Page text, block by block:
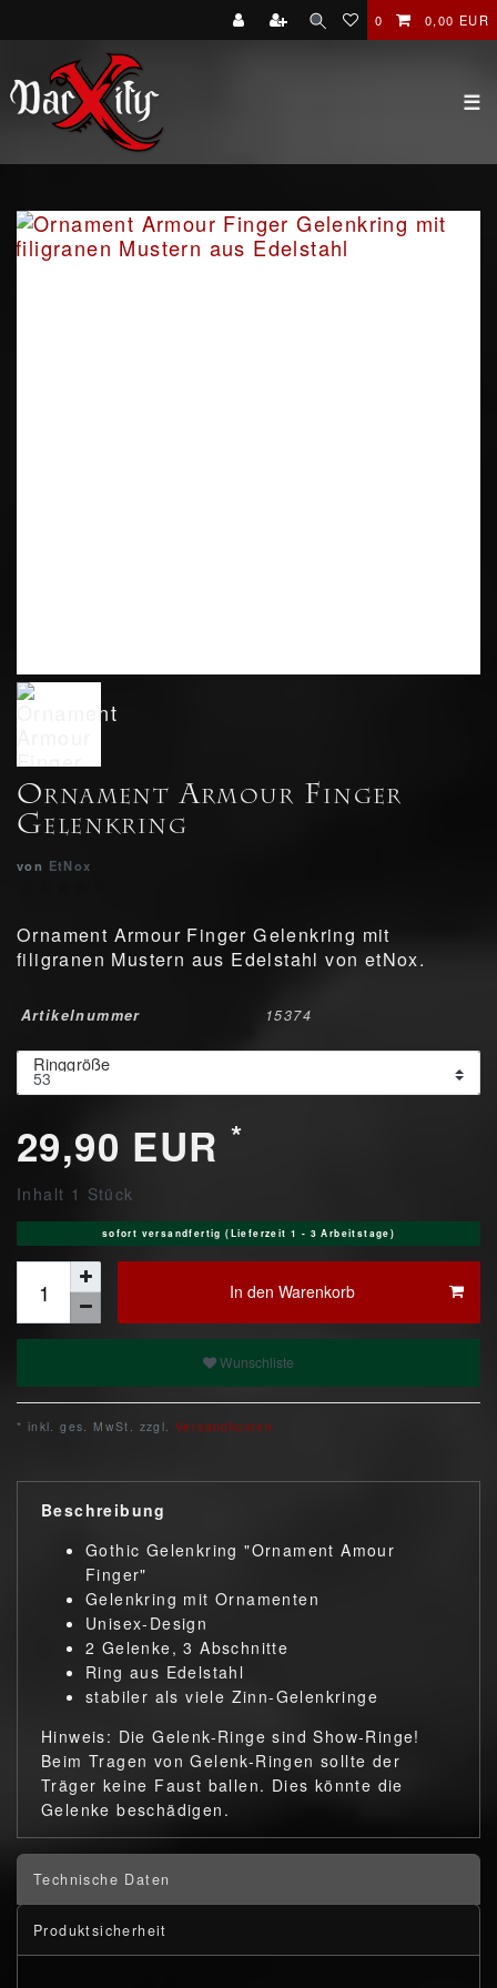
0 0,00 EUR
☰
Ornament Armour Finger
Gelenkring
von EtNox
Ornament Armour Finger Gelenkring mit
filigranen Mustern aus Edelstahl von etNox.
Artikelnummer 15374
Ringgröße
29,90 EUR *
Inhalt 1 Stück
sofort versandfertig (Lieferzeit 1 - 3 Arbeitstage)
In den Warenkorb
Wunschliste
* inkl. ges. MwSt. zzgl. Versandkosten
Beschreibung
Gothic Gelenkring "Ornament Amour
Finger"
Gelenkring mit Ornamenten
Unisex-Design
2 Gelenke, 3 Abschnitte
Ring aus Edelstahl
stabiler als viele Zinn-Gelenkringe
Hinweis: Die Gelenk-Ringe sind Show-Ringe!
Beim Tragen von Gelenk-Ringen sollte der
Träger keine Faust ballen. Dies könnte die
Gelenke beschädigen.
Technische Daten
Produktsicherheit